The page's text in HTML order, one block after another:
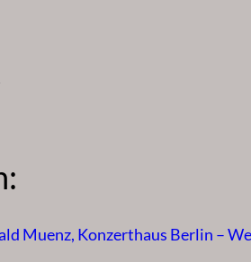
Muenz, Konzerthaus Berlin –